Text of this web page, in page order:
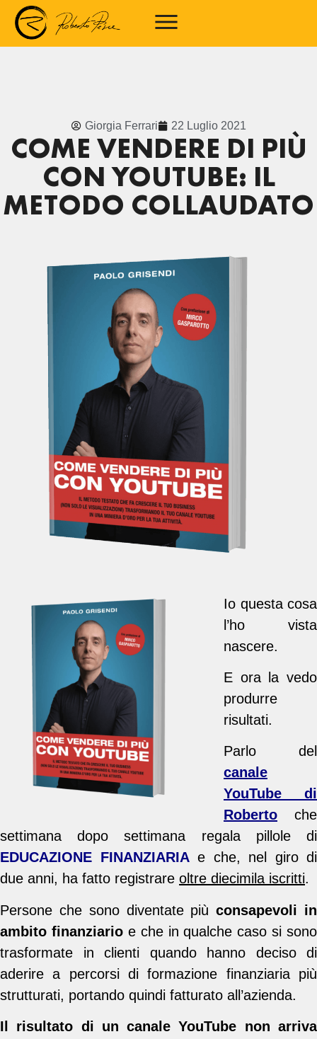
Giorgia Ferrari 22 Luglio 2021
COME VENDERE DI PIÙ
CON YOUTUBE: IL
METODO COLLAUDATO
Io questa cosa
l’ho vista
nascere.
E ora la vedo
produrre
risultati.
Parlo del
canale
YouTube di
Roberto
che
settimana dopo settimana regala pillole di
EDUCAZIONE FINANZIARIAe che, nel giro di
due anni, ha fatto registrare oltre diecimila iscritti.
Persone che sono diventate piùconsapevoli in
ambito finanziarioe che in qualche caso si sono
trasformate in clienti quando hanno deciso di
aderire a percorsi di formazione finanziaria più
strutturati, portando quindi fatturato all’azienda.
Il risultato di un canale YouTube non arriva